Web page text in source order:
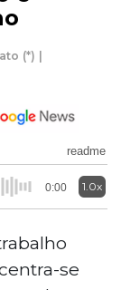
(*) |
readme
0:00 1.0x
se